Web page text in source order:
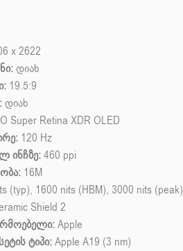
x 2622
დიახ
19.5:9
დიახ
Super Retina XDR OLED
120 Hz
ინჩზე:460 ppi
16M
(typ), 1600 nits (HBM), 3000 nits (peak)
Shield 2
Apple
ტიპი:Apple A19 (3 nm)